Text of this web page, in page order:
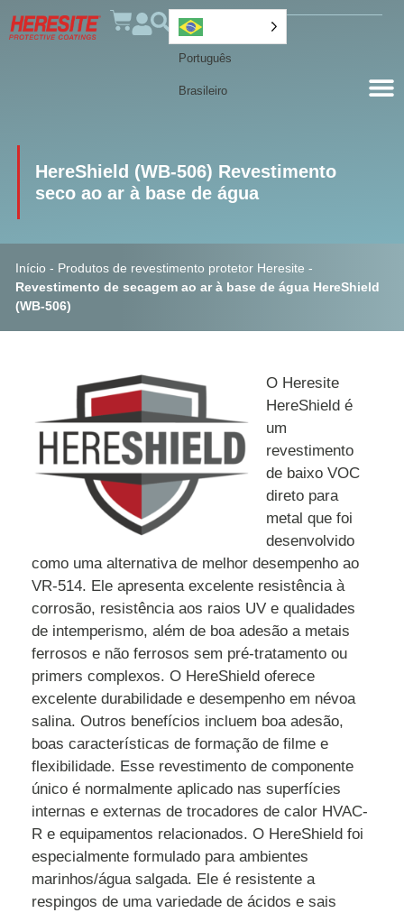
Português
Brasileiro
HereShield (WB-506) Revestimento
seco ao ar à base de água
Início - Produtos de revestimento protetor Heresite -
Revestimento de secagem ao ar à base de água HereShield
(WB-506)
O Heresite
HereShield é
um
revestimento
de baixo VOC
direto para
metal que foi
desenvolvido
como uma alternativa de melhor desempenho ao
VR-514. Ele apresenta excelente resistência à
corrosão, resistência aos raios UV e qualidades
de intemperismo, além de boa adesão a metais
ferrosos e não ferrosos sem pré-tratamento ou
primers complexos. O HereShield oferece
excelente durabilidade e desempenho em névoa
salina. Outros benefícios incluem boa adesão,
boas características de formação de filme e
flexibilidade. Esse revestimento de componente
único é normalmente aplicado nas superfícies
internas e externas de trocadores de calor HVAC-
R e equipamentos relacionados. O HereShield foi
especialmente formulado para ambientes
marinhos/água salgada. Ele é resistente a
respingos de uma variedade de ácidos e sais